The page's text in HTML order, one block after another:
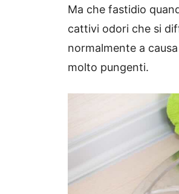
Ma che fastidio
cattivi odori che si
normalmente a
molto pungenti.